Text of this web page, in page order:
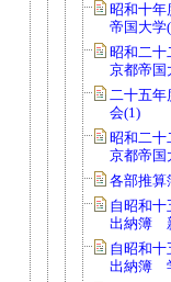
昭和十
帝国大学
昭和二
京都帝国
二十五
会(1)
昭和二
京都帝国
各部推算
自昭和
出納簿
自昭和
出納簿